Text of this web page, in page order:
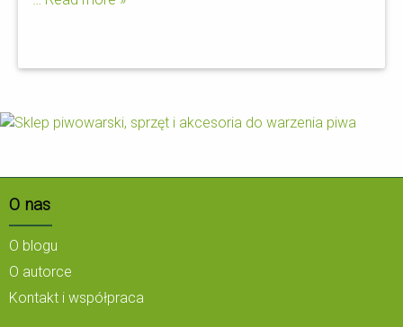
O nas
O blogu
O autorce
Kontakt i współpraca